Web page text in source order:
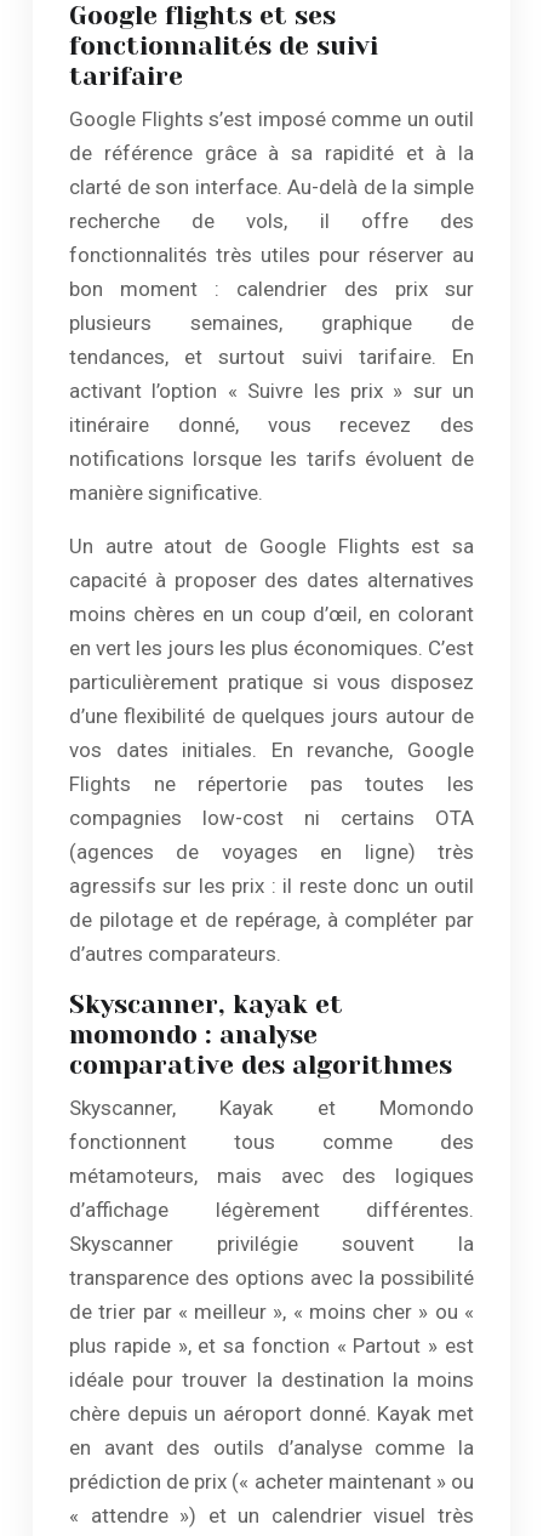
Google flights et ses
fonctionnalités de suivi
tarifaire
Google Flights s’est imposé comme un outil
de référence grâce à sa rapidité et à la
clarté de son interface. Au-delà de la simple
recherche de vols, il offre des
fonctionnalités très utiles pour réserver au
bon moment : calendrier des prix sur
plusieurs semaines, graphique de
tendances, et surtout suivi tarifaire. En
activant l’option « Suivre les prix » sur un
itinéraire donné, vous recevez des
notifications lorsque les tarifs évoluent de
manière significative.
Un autre atout de Google Flights est sa
capacité à proposer des dates alternatives
moins chères en un coup d’œil, en colorant
en vert les jours les plus économiques. C’est
particulièrement pratique si vous disposez
d’une flexibilité de quelques jours autour de
vos dates initiales. En revanche, Google
Flights ne répertorie pas toutes les
compagnies low-cost ni certains OTA
(agences de voyages en ligne) très
agressifs sur les prix : il reste donc un outil
de pilotage et de repérage, à compléter par
d’autres comparateurs.
Skyscanner, kayak et
momondo : analyse
comparative des algorithmes
Skyscanner, Kayak et Momondo
fonctionnent tous comme des
métamoteurs, mais avec des logiques
d’affichage légèrement différentes.
Skyscanner privilégie souvent la
transparence des options avec la possibilité
de trier par « meilleur », « moins cher » ou «
plus rapide », et sa fonction « Partout » est
idéale pour trouver la destination la moins
chère depuis un aéroport donné. Kayak met
en avant des outils d’analyse comme la
prédiction de prix (« acheter maintenant » ou
« attendre ») et un calendrier visuel très